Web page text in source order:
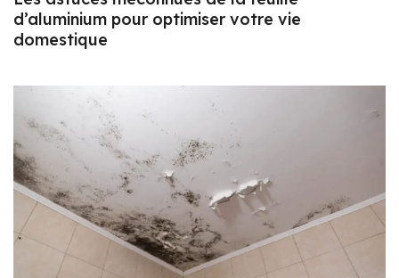
d’aluminium pour optimiser votre vie
domestique